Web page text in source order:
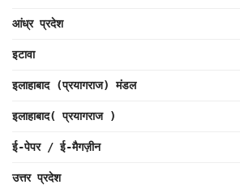
आंध्र प्रदेश
इटावा
इलाहाबाद (प्रयागराज) मंडल
इलाहाबाद( प्रयागराज )
ई-पेपर / ई-मैगज़ीन
उत्तर प्रदेश